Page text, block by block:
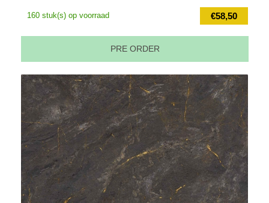
€58,50
160 stuk(s) op voorraad
PRE ORDER